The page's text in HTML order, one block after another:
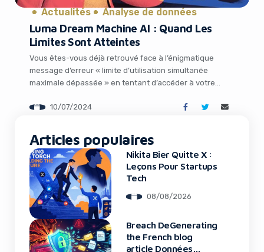
Actualités Analyse de données
Luma Dream Machine AI : Quand Les
Limites Sont Atteintes
Vous êtes-vous déjà retrouvé face à l’énigmatique
message d’erreur « limite d’utilisation simultanée
maximale dépassée » en tentant d’accéder à votre
Machine AI ? Frustrant, n’est-ce pas ? Mais pas de
en un rien […]
10/07/2024
Articles populaires
Nikita Bier Quitte X :
Leçons Pour Startups
Tech
08/08/2026
Breach DeGenerating
the French blog
article Données
Yes, I will turn off Ad-Blocker
No Thanks